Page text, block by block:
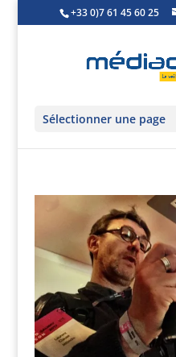
+33 0)7 61 45 60 25
Sélectionner une page